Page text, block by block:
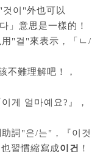
이"外也可以
」意思是一樣的！
"걸"來表示，「ㄴ/
難理解吧！，
게 얼마예요?』，
詞"은/는"，『이것
習慣縮寫成이건 ！